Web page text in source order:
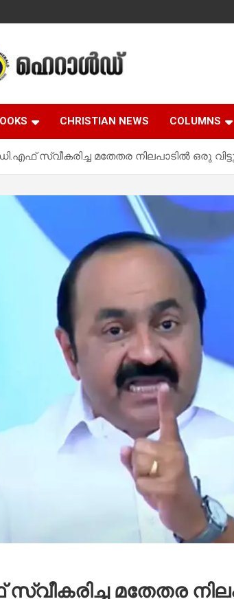
–
CHRISTIAN NEWS COLUMNS
സ്വീകരിച്ച മതേതര നിലപാടില്‍ ഒരു
മതേതര